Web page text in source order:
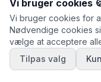
Vi bruger cookies
Vi bruger cookies for
Nødvendige cookies
vælge at acceptere
Tilpas valg